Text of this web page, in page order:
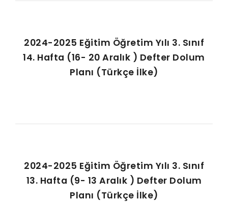
2024-2025 Eğitim Öğretim Yılı 3. Sınıf
14. Hafta (16- 20 Aralık ) Defter Dolum
Planı (Türkçe İlke)
2024-2025 Eğitim Öğretim Yılı 3. Sınıf
13. Hafta (9- 13 Aralık ) Defter Dolum
Planı (Türkçe İlke)